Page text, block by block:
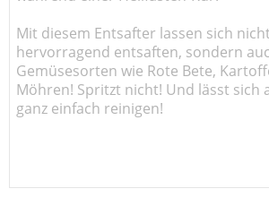
Mit diesem Entsafter lassen sich
hervorragend entsaften, sondern
Gemüsesorten wie Rote Bete,
Möhren! Spritzt nicht! Und lässt sich
ganz einfach reinigen!